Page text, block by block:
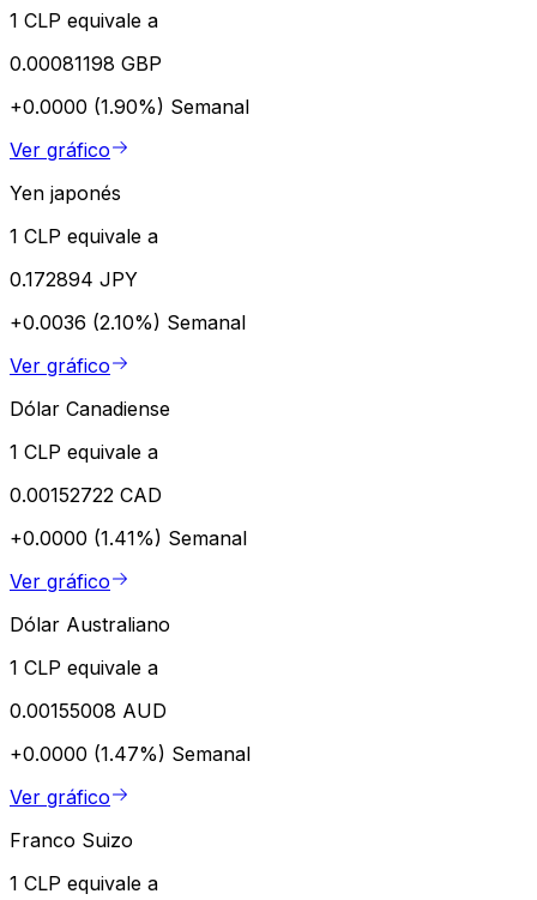
1 CLP equivale a
0.00081198 GBP
+0.0000 (1.90%) Semanal
Ver gráfico
Yen japonés
1 CLP equivale a
0.172894 JPY
+0.0036 (2.10%) Semanal
Ver gráfico
Dólar Canadiense
1 CLP equivale a
0.00152722 CAD
+0.0000 (1.41%) Semanal
Ver gráfico
Dólar Australiano
1 CLP equivale a
0.00155008 AUD
+0.0000 (1.47%) Semanal
Ver gráfico
Franco Suizo
1 CLP equivale a